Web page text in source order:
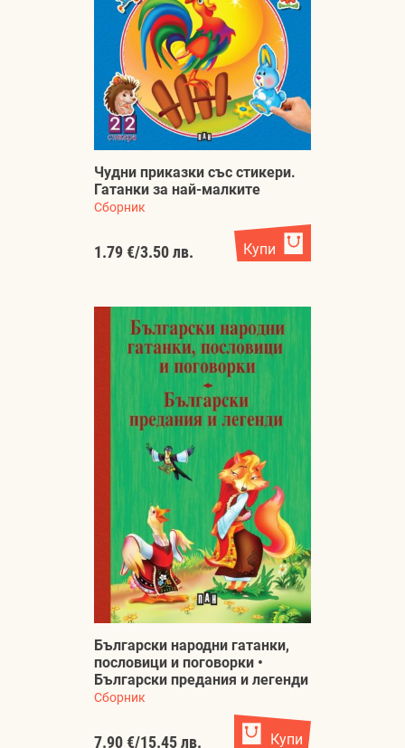
Чудни приказки със стикери.
Гатанки за най-малките
Сборник
1.79 €/3.50 лв. Купи
Български народни гатанки,
пословици и поговорки •
Български предания и легенди
Сборник
7.90 €/15.45 лв. Купи